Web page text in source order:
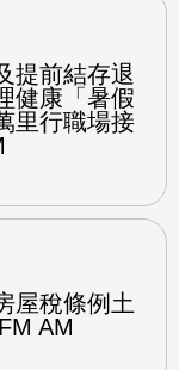
提前結存退
健康「暑假
里行職場接
屋稅條例土
AM